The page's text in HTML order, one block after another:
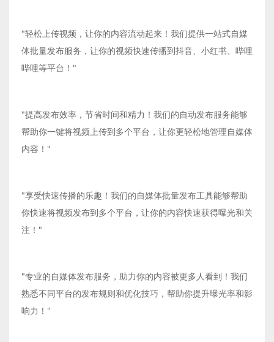
"轻松上传视频，让你的内容流动起来！我们提供一站式自媒
体批量发布服务，让你的视频快速传播到抖音、小红书、哔哩
哔哩等平台！"
"提高发布效率，节省时间和精力！我们的自动发布服务能够
帮助你一键将视频上传到多个平台，让你更轻松地管理自媒体
内容！"
"享受快速传播的乐趣！我们的自媒体批量发布工具能够帮助
你快速将视频发布到多个平台，让你的内容快速获得曝光和关
注！"
"专业的自媒体发布服务，助力你的内容被更多人看到！我们
熟悉不同平台的发布规则和优化技巧，帮助你提升曝光率和影
响力！"